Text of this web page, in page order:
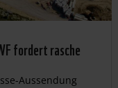
fordert rasche
Aussendung